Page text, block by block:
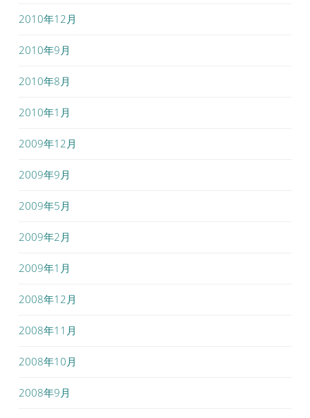
2010年12月
2010年9月
2010年8月
2010年1月
2009年12月
2009年9月
2009年5月
2009年2月
2009年1月
2008年12月
2008年11月
2008年10月
2008年9月